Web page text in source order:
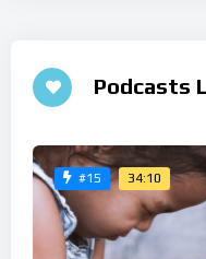
Podcasts
#15 34:10